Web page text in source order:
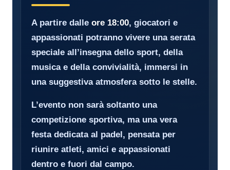
A partire dalle ore 18:00, giocatori e
appassionati potranno vivere una serata
speciale all’insegna dello sport, della
musica e della convivialità, immersi in
una suggestiva atmosfera sotto le stelle.
L’evento non sarà soltanto una
competizione sportiva, ma una vera
festa dedicata al padel, pensata per
riunire atleti, amici e appassionati
dentro e fuori dal campo.